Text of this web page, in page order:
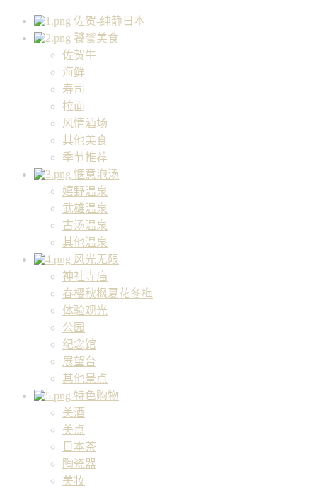
佐贺-纯静日本
饕餮美食
佐贺牛
海鲜
寿司
拉面
风情酒场
其他美食
季节推荐
惬意泡汤
嬉野温泉
武雄温泉
古汤温泉
其他温泉
风光无限
神社寺庙
春樱秋枫夏花冬梅
体验观光
公园
纪念馆
展望台
其他景点
特色购物
美酒
美点
日本茶
陶瓷器
美妆